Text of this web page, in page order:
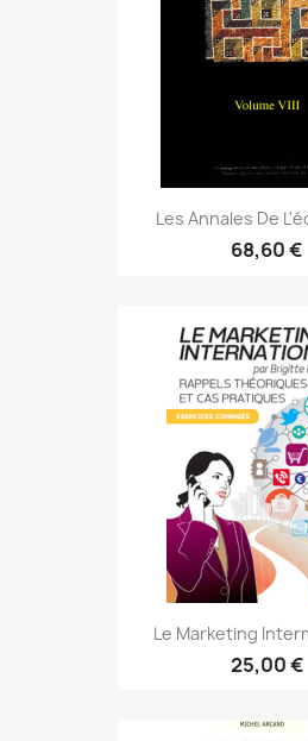
Les Annales De
68,60 €
Le Marketing
25,00 €